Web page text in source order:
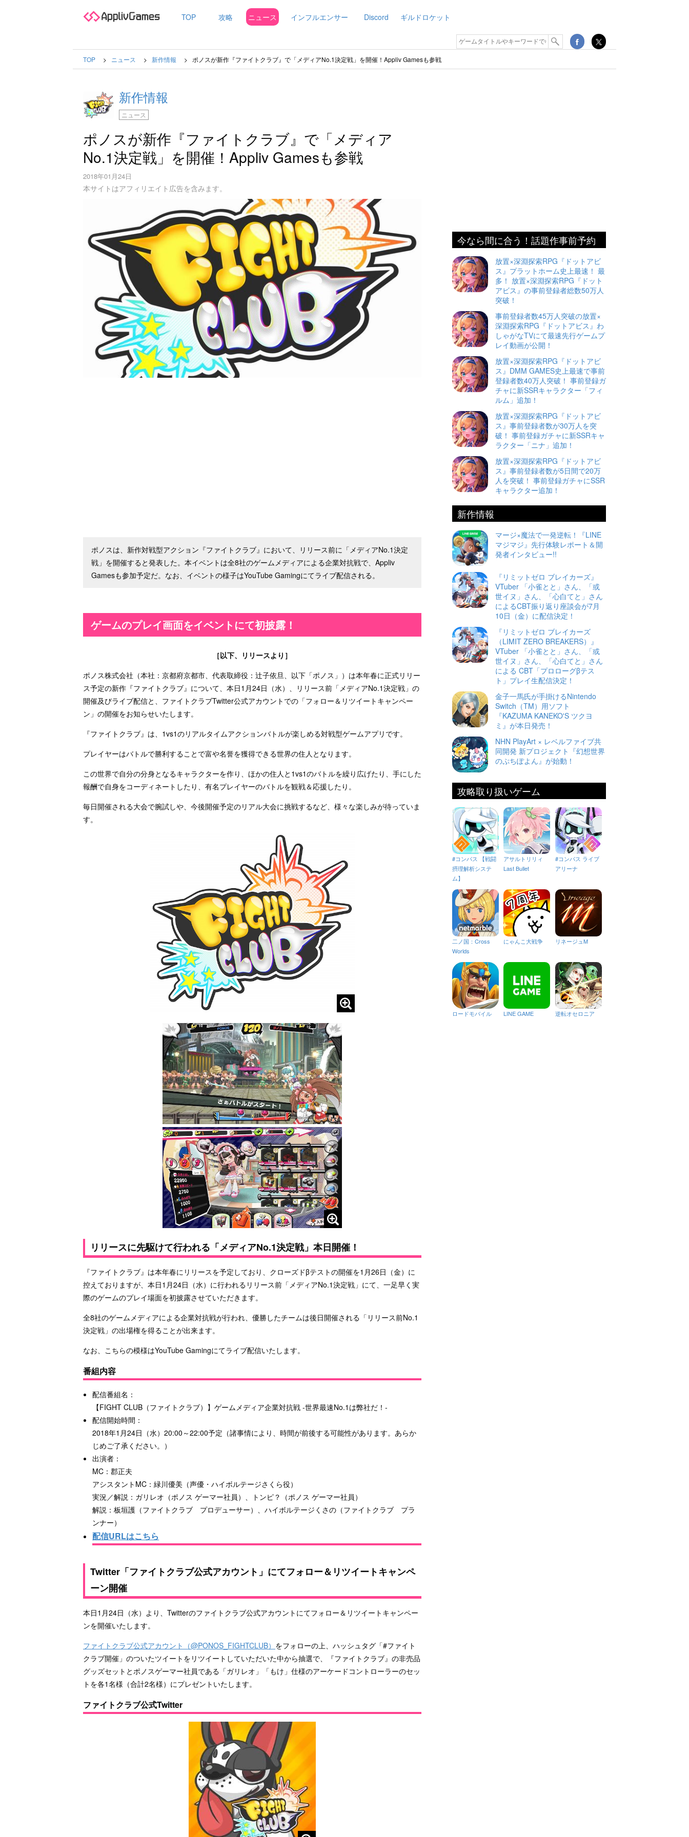
TOP 攻略 ニュース インフルエンサー Discord ギルドロケット
TOP ニュース 新作情報 ポノスが新作『ファイトクラブ』で「メディアNo.1決定戦」を開催！Appliv Gamesも参戦
新作情報
ニュース
ポノスが新作『ファイトクラブ』で「メディア
No.1決定戦」を開催！Appliv Gamesも参戦
2018年01月24日
本サイトはアフィリエイト広告を含みます。
ポノスは、新作対戦型アクション『ファイトクラブ』において、リリース前に「メディアNo.1決定
戦」を開催すると発表した。本イベントは全8社のゲームメディアによる企業対抗戦で、Appliv
Gamesも参加予定だ。なお、イベントの様子はYouTube Gamingにてライブ配信される。
ゲームのプレイ画面をイベントにて初披露！
［以下、リリースより］
ポノス株式会社（本社：京都府京都市、代表取締役：辻子依旦、以下「ポノス」）は本年春に正式リリー
ス予定の新作『ファイトクラブ』について、本日1月24日（水）、リリース前「メディアNo.1決定戦」の
開催及びライブ配信と、ファイトクラブTwitter公式アカウントでの「フォロー＆リツイートキャンペー
ン」の開催をお知らせいたします。
『ファイトクラブ』は、1vs1のリアルタイムアクションバトルが楽しめる対戦型ゲームアプリです。
プレイヤーはバトルで勝利することで富や名誉を獲得できる世界の住人となります。
この世界で自分の分身となるキャラクターを作り、ほかの住人と1vs1のバトルを繰り広げたり、手にした
報酬で自身をコーディネートしたり、有名プレイヤーのバトルを観戦＆応援したり。
毎日開催される大会で腕試しや、今後開催予定のリアル大会に挑戦するなど、様々な楽しみが待っていま
す。
リリースに先駆けて行われる「メディアNo.1決定戦」本日開催！
『ファイトクラブ』は本年春にリリースを予定しており、クローズドβテストの開催を1月26日（金）に
控えておりますが、本日1月24日（水）に行われるリリース前「メディアNo.1決定戦」にて、一足早く実
際のゲームのプレイ場面を初披露させていただきます。
全8社のゲームメディアによる企業対抗戦が行われ、優勝したチームは後日開催される「リリース前No.1
決定戦」の出場権を得ることが出来ます。
なお、こちらの模様はYouTube Gamingにてライブ配信いたします。
番組内容
配信番組名：
【FIGHT CLUB（ファイトクラブ）】ゲームメディア企業対抗戦 -世界最速No.1は弊社だ！-
配信開始時間：
2018年1月24日（水）20:00～22:00予定（諸事情により、時間が前後する可能性があります。あらか
じめご了承ください。）
出演者：
MC：郡正夫
アシスタントMC：緑川優美（声優・ハイボルテージさくら役）
実況／解説：ガリレオ（ポノス ゲーマー社員）、トンピ？（ポノス ゲーマー社員）
解説：板垣護（ファイトクラブ プロデューサー）、ハイボルテージくさの（ファイトクラブ プラ
ンナー）
配信URLはこちら
Twitter「ファイトクラブ公式アカウント」にてフォロー＆リツイートキャンペ
ーン開催
本日1月24日（水）より、Twitterのファイトクラブ公式アカウントにてフォロー＆リツイートキャンペー
ンを開催いたします。
ファイトクラブ公式アカウント（@PONOS_FIGHTCLUB） をフォローの上、ハッシュタグ「#ファイト
クラブ開催」のついたツイートをリツイートしていただいた中から抽選で、『ファイトクラブ』の非売品
グッズセットとポノスゲーマー社員である「ガリレオ」「もけ」仕様のアーケードコントローラーのセッ
トを各1名様（合計2名様）にプレゼントいたします。
ファイトクラブ公式Twitter
今なら間に合う！話題作事前予約
放置×深淵探索RPG『ドットアビ
ス』プラットホーム史上最速！ 最
多！ 放置×深淵探索RPG『ドット
アビス』の事前登録者総数50万人
突破！
事前登録者数45万人突破の放置×
深淵探索RPG『ドットアビス』わ
しゃがなTVにて最速先行ゲームプ
レイ動画が公開！
放置×深淵探索RPG『ドットアビ
ス』DMM GAMES史上最速で事前
登録者数40万人突破！ 事前登録ガ
チャに新SSRキャラクター「フィ
ルム」追加！
放置×深淵探索RPG『ドットアビ
ス』事前登録者数が30万人を突
破！ 事前登録ガチャに新SSRキャ
ラクター「ニナ」追加！
放置×深淵探索RPG『ドットアビ
ス』事前登録者数が5日間で20万
人を突破！ 事前登録ガチャにSSR
キャラクター追加！
新作情報
マージ×魔法で一発逆転！『LINE
マジマジ』先行体験レポート＆開
発者インタビュー!!
『リミットゼロ ブレイカーズ』
VTuber 「小雀とと」さん、「或
世イヌ」さん、「心白てと」さん
によるCBT振り返り座談会が7月
10日（金）に配信決定！
『リミットゼロ ブレイカーズ
（LIMIT ZERO BREAKERS）』
VTuber 「小雀とと」さん、「或
世イヌ」さん、「心白てと」さん
による CBT「プロローグβテス
ト」プレイ生配信決定！
金子一馬氏が手掛けるNintendo
Switch（TM）用ソフト
『KAZUMA KANEKO'S ツクヨ
ミ』が本日発売！
NHN PlayArt × レベルファイブ共
同開発 新プロジェクト『幻想世界
のぷちぽよん』が始動！
攻略取り扱いゲーム
#コンパス 【戦闘
摂理解析システ
ム】
アサルトリリィ
Last Bullet
#コンパス ライブ
アリーナ
二ノ国：Cross
Worlds
にゃんこ大戦争 リネージュM
ロードモバイル LINE GAME 逆転オセロニア